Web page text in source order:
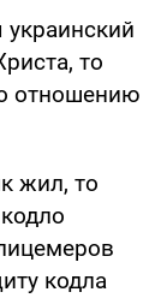
то
отношению
жил, то
кодла